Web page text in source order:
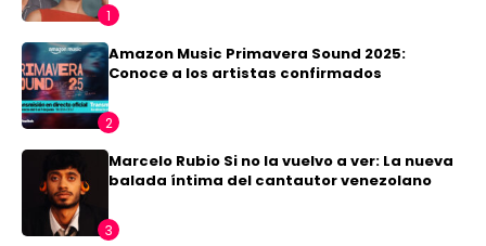
Amazon Music Primavera Sound 2025:
Conoce a los artistas confirmados
Marcelo Rubio Si no la vuelvo a ver: La nueva
balada íntima del cantautor venezolano